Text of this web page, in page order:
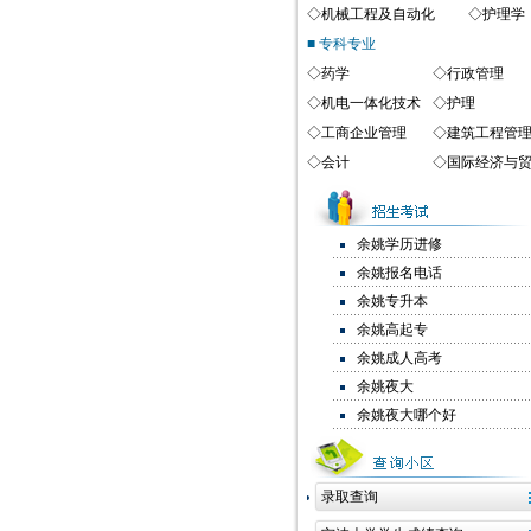
◇机械工程及自动化 ◇护理学
■ 专科专业
◇药学 ◇行政管理
◇机电一体化技术 ◇护理
◇工商企业管理 ◇建筑工程管理
◇会计 ◇国际经济与
余姚学历进修
余姚报名电话
余姚专升本
余姚高起专
余姚成人高考
余姚夜大
余姚夜大哪个好